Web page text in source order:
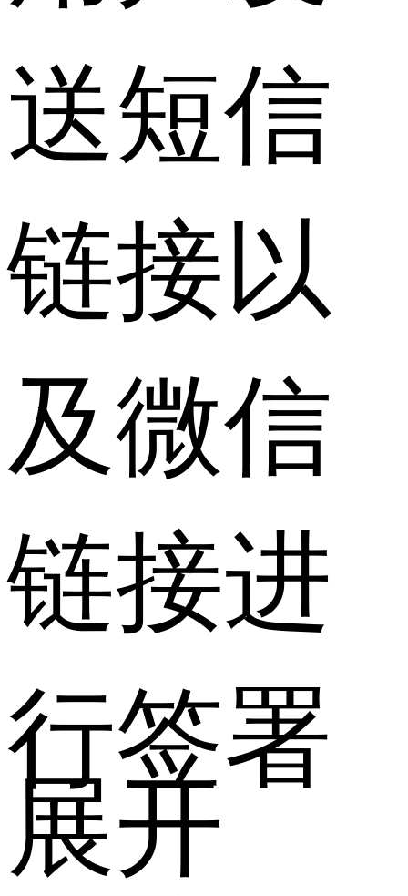
送短信
链接以
及微信
链接进
行签署
展开